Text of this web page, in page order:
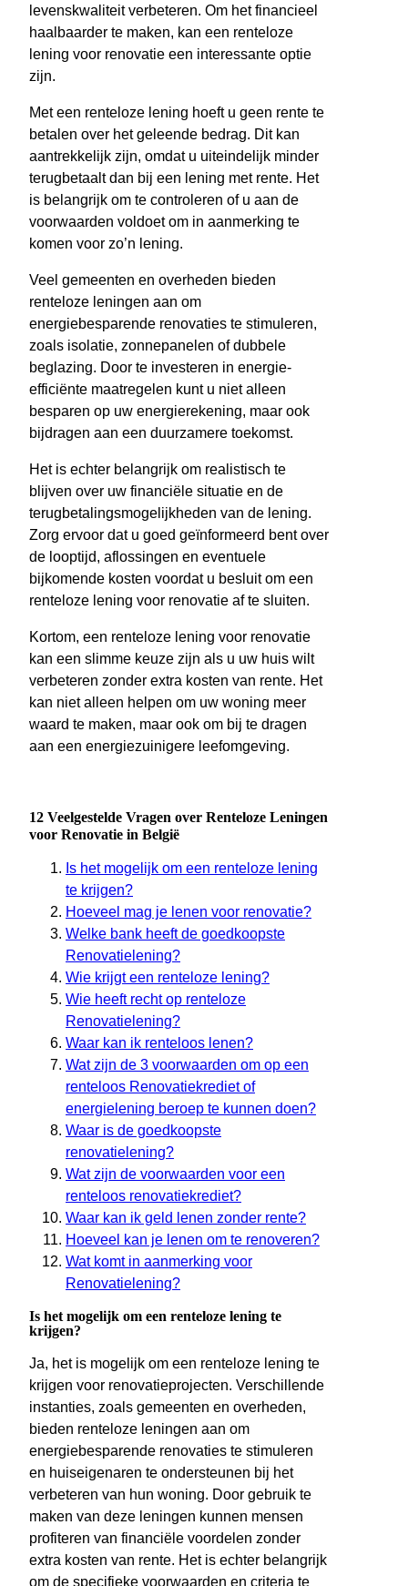
levenskwaliteit verbeteren. Om het financieel
haalbaarder te maken, kan een renteloze
lening voor renovatie een interessante optie
zijn.
Met een renteloze lening hoeft u geen rente te
betalen over het geleende bedrag. Dit kan
aantrekkelijk zijn, omdat u uiteindelijk minder
terugbetaalt dan bij een lening met rente. Het
is belangrijk om te controleren of u aan de
voorwaarden voldoet om in aanmerking te
komen voor zo’n lening.
Veel gemeenten en overheden bieden
renteloze leningen aan om
energiebesparende renovaties te stimuleren,
zoals isolatie, zonnepanelen of dubbele
beglazing. Door te investeren in energie-
efficiënte maatregelen kunt u niet alleen
besparen op uw energierekening, maar ook
bijdragen aan een duurzamere toekomst.
Het is echter belangrijk om realistisch te
blijven over uw financiële situatie en de
terugbetalingsmogelijkheden van de lening.
Zorg ervoor dat u goed geïnformeerd bent over
de looptijd, aflossingen en eventuele
bijkomende kosten voordat u besluit om een
renteloze lening voor renovatie af te sluiten.
Kortom, een renteloze lening voor renovatie
kan een slimme keuze zijn als u uw huis wilt
verbeteren zonder extra kosten van rente. Het
kan niet alleen helpen om uw woning meer
waard te maken, maar ook om bij te dragen
aan een energiezuinigere leefomgeving.
12 Veelgestelde Vragen over Renteloze Leningen
voor Renovatie in België
Is het mogelijk om een renteloze lening
te krijgen?
Hoeveel mag je lenen voor renovatie?
Welke bank heeft de goedkoopste
Renovatielening?
Wie krijgt een renteloze lening?
Wie heeft recht op renteloze
Renovatielening?
Waar kan ik renteloos lenen?
Wat zijn de 3 voorwaarden om op een
renteloos Renovatiekrediet of
energielening beroep te kunnen doen?
Waar is de goedkoopste
renovatielening?
Wat zijn de voorwaarden voor een
renteloos renovatiekrediet?
Waar kan ik geld lenen zonder rente?
Hoeveel kan je lenen om te renoveren?
Wat komt in aanmerking voor
Renovatielening?
Is het mogelijk om een renteloze lening te
krijgen?
Ja, het is mogelijk om een renteloze lening te
krijgen voor renovatieprojecten. Verschillende
instanties, zoals gemeenten en overheden,
bieden renteloze leningen aan om
energiebesparende renovaties te stimuleren
en huiseigenaren te ondersteunen bij het
verbeteren van hun woning. Door gebruik te
maken van deze leningen kunnen mensen
profiteren van financiële voordelen zonder
extra kosten van rente. Het is echter belangrijk
om de specifieke voorwaarden en criteria te